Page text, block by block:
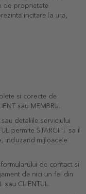
de proprietate
incitare la ura,
si corecte de
sau MEMBRU.
detaliile serviciului
permite STARGIFT sa il
incluzand mijloacele
de contact si
de nici un fel din
sau CLIENTUL.